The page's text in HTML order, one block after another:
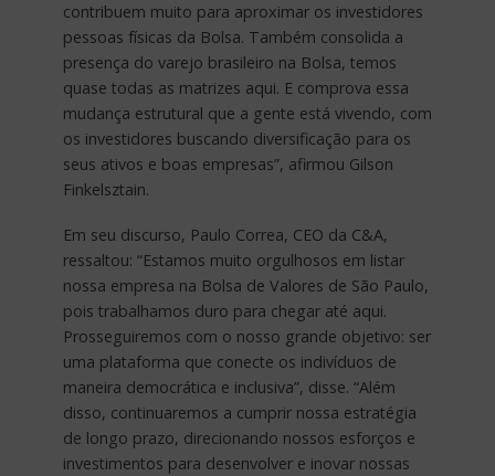
contribuem muito para aproximar os investidores
pessoas físicas da Bolsa. Também consolida a
presença do varejo brasileiro na Bolsa, temos
quase todas as matrizes aqui. E comprova essa
mudança estrutural que a gente está vivendo, com
os investidores buscando diversificação para os
seus ativos e boas empresas”, afirmou Gilson
Finkelsztain.
Em seu discurso, Paulo Correa, CEO da C&A,
ressaltou: “Estamos muito orgulhosos em listar
nossa empresa na Bolsa de Valores de São Paulo,
pois trabalhamos duro para chegar até aqui.
Prosseguiremos com o nosso grande objetivo: ser
uma plataforma que conecte os indivíduos de
maneira democrática e inclusiva”, disse. “Além
disso, continuaremos a cumprir nossa estratégia
de longo prazo, direcionando nossos esforços e
investimentos para desenvolver e inovar nossas